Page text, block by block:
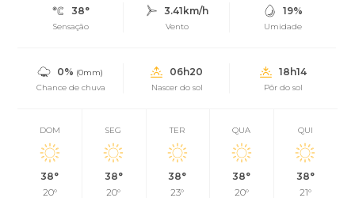
38°
Sensação
3.41km/h
Vento
19%
Umidade
0% (0mm)
Chance de chuva
06h20
Nascer do sol
18h14
Pôr do sol
DOM
38°
20°
SEG
38°
20°
TER
38°
23°
QUA
38°
20°
QUI
38°
21°